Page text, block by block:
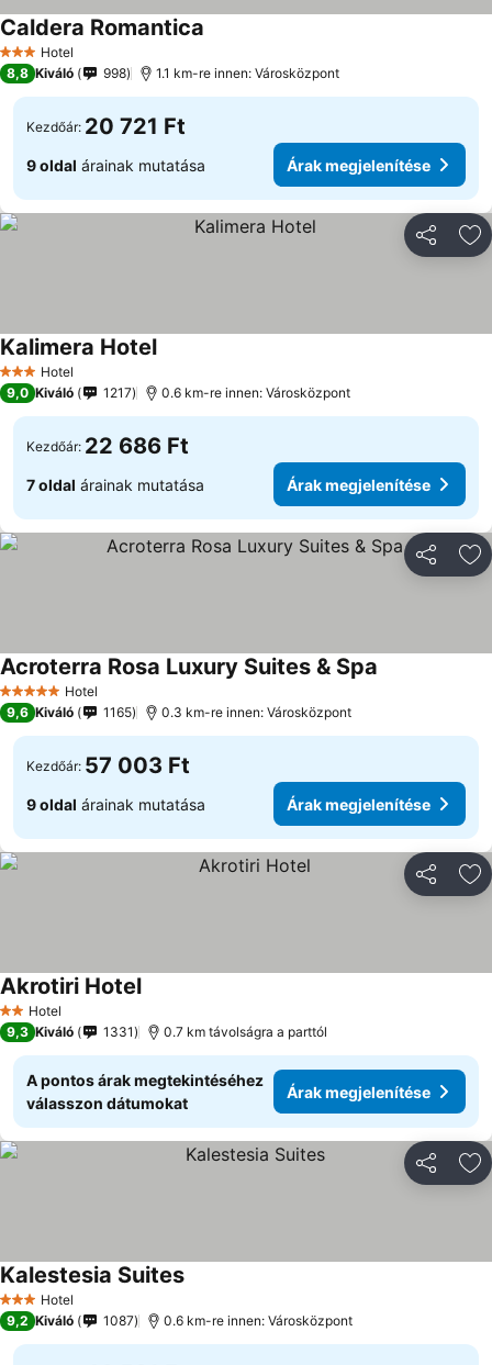
3 Kategória
Hotel
Caldera Romantica
8,8 Kiváló 998 1.1 km-re innen: Városközpont
Kezdőár: 20 721 Ft
9 oldal árainak mutatása Árak megjelenítése
3 Kategória
Hotel
Kalimera HotelÁrak megjelenítése
9,0 Kiváló 1217 0.6 km-re innen: Városközpont
Kezdőár: 22 686 Ft
7 oldal árainak mutatása Árak megjelenítése
5 KategóriaHotel
Acroterra Rosa Luxury Suites & Spa
9,6 Kiváló 1165 0.3 km-re innen: Városközpont
Kezdőár: 57 003 Ft
9 oldal árainak mutatása Árak megjelenítése
2 Kategória
Hotel
Akrotiri HotelÁrak megjelenítése
9,3 Kiváló 1331 0.7 km távolságra a parttól
A pontos árak megtekintéséhez
válasszon dátumokat
Árak megjelenítése
3 Kategória
Hotel
Kalestesia SuitesÁrak megjelenítése
9,2 Kiváló 1087 0.6 km-re innen: Városközpont